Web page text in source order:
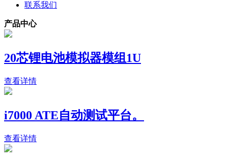
联系我们
产品中心
20芯锂电池模拟器模组1U
查看详情
i7000 ATE自动测试平台。
查看详情